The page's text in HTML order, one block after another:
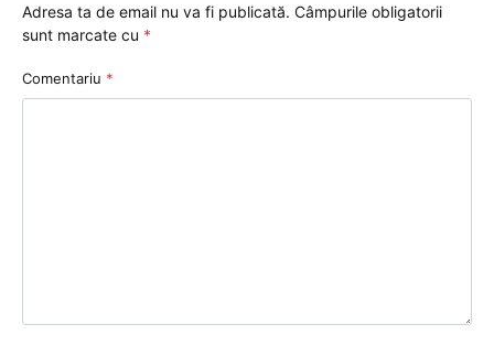
Adresa ta de email nu va fi publicată. Câmpurile obligatorii
sunt marcate cu *
Comentariu *